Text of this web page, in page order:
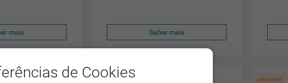
mais Saber mais
LOW COST
de Cookies